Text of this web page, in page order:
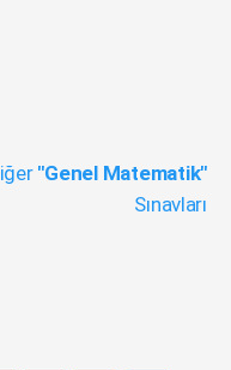
"Genel Matematik"
Sınavları